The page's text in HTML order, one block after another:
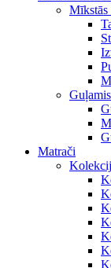
Mīkstās
Matrači